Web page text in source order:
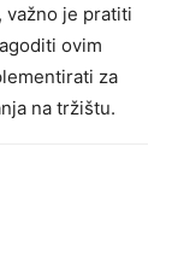
važno je pratiti
ovim
za
na tržištu.